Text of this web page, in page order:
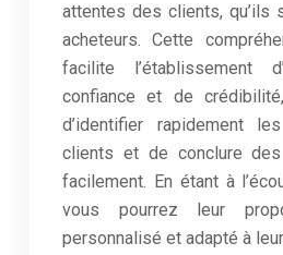
attentes des clients, qu’ils
acheteurs. Cette
facilite l’établissement
confiance et de
d’identifier rapidement
clients et de conclure
facilement. En étant à
vous pourrez leur
personnalisé et adapté à